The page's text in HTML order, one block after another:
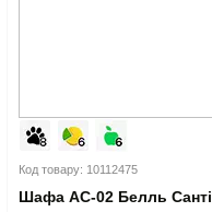
Код товару: 10112475
Шафа АС-02 Белль Санті